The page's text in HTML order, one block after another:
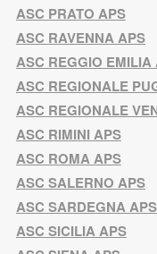
ASC PRATO APS
ASC RAVENNA APS
ASC REGGIO EMILIA
ASC REGIONALE
ASC REGIONALE
ASC RIMINI APS
ASC ROMA APS
ASC SALERNO APS
ASC SARDEGNA APS
ASC SICILIA APS